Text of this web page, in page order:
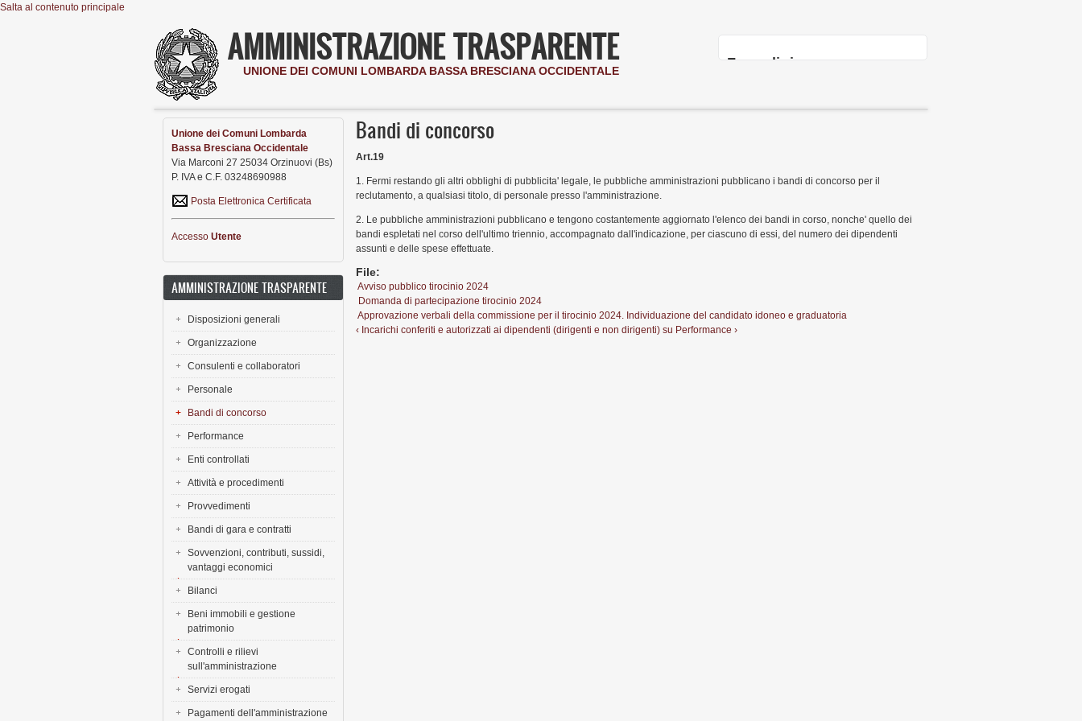
Salta al contenuto principale
AMMINISTRAZIONE TRASPARENTE
UNIONE DEI COMUNI LOMBARDA BASSA BRESCIANA OCCIDENTALE Form di ricerca
Bandi di concorso
Art.19
1. Fermi restando gli altri obblighi di pubblicita' legale, le pubbliche amministrazioni pubblicano i bandi di concorso per il
reclutamento, a qualsiasi titolo, di personale presso l'amministrazione.
2. Le pubbliche amministrazioni pubblicano e tengono costantemente aggiornato l'elenco dei bandi in corso, nonche' quello dei
bandi espletati nel corso dell'ultimo triennio, accompagnato dall'indicazione, per ciascuno di essi, del numero dei dipendenti
assunti e delle spese effettuate.
File:
Avviso pubblico tirocinio 2024
Domanda di partecipazione tirocinio 2024
Approvazione verbali della commissione per il tirocinio 2024. Individuazione del candidato idoneo e graduatoria
‹ Incarichi conferiti e autorizzati ai dipendenti (dirigenti e non dirigenti) su Performance ›
Unione dei Comuni Lombarda
Bassa Bresciana Occidentale
Via Marconi 27 25034 Orzinuovi (Bs)
P. IVA e C.F. 03248690988
Posta Elettronica Certificata
Accesso Utente
AMMINISTRAZIONE TRASPARENTE
Disposizioni generali
Organizzazione
Consulenti e collaboratori
Personale
Bandi di concorso
Performance
Enti controllati
Attività e procedimenti
Provvedimenti
Bandi di gara e contratti
Sovvenzioni, contributi, sussidi,
vantaggi economici
Bilanci
Beni immobili e gestione
patrimonio
Controlli e rilievi
sull'amministrazione
Servizi erogati
Pagamenti dell'amministrazione